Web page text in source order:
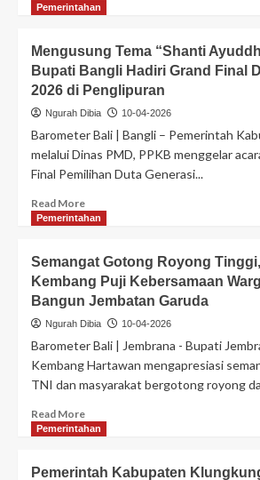
Pemerintahan
Mengusung Tema “Shanti
Bupati Bangli Hadiri Grand Final
2026 di Penglipuran
Ngurah Dibia 10-04-2026
Barometer Bali | Bangli – Pemerintah
melalui Dinas PMD, PPKB menggelar
Final Pemilihan Duta Generasi...
Read More
Pemerintahan
Semangat Gotong Royong
Kembang Puji Kebersamaan
Bangun Jembatan Garuda
Ngurah Dibia 10-04-2026
Barometer Bali | Jembrana - Bupati
Kembang Hartawan mengapresiasi
TNI dan masyarakat bergotong royong
Read More
Pemerintahan
Pemerintah Kabupaten